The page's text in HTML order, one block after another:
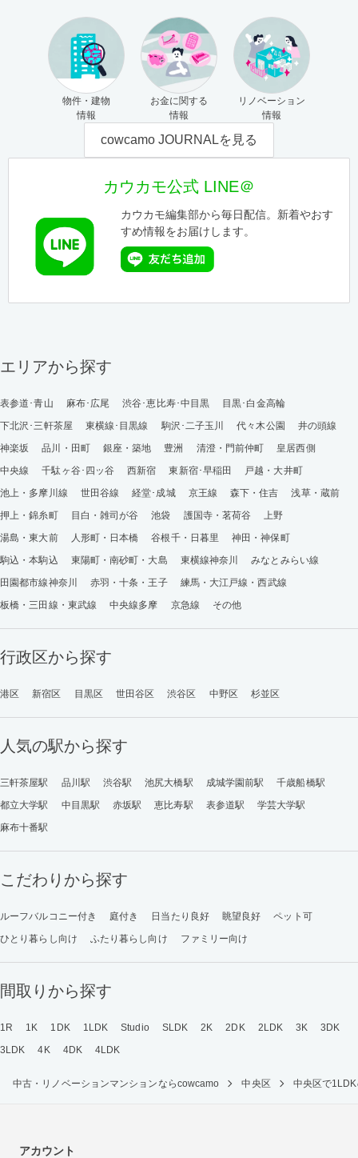
物件・建物
情報
お金に関する
情報
リノベーション
情報
cowcamo JOURNALを見る
カウカモ公式 LINE＠
カウカモ編集部から毎日配信。新着やおす
すめ情報をお届けします。
エリアから探す
表参道･青山 麻布･広尾 渋谷･恵比寿･中目黒
目黒･白金高輪
下北沢･三軒茶屋
東横線･目黒線 駒沢･二子玉川 代々木公園
井の頭線
神楽坂
品川・田町 銀座・築地 豊洲 清澄・門前仲町
皇居西側
中央線
千駄ヶ谷･四ッ谷 西新宿 東新宿･早稲田
戸越・大井町
池上・多摩川線
世田谷線 経堂･成城 京王線 森下・住吉
浅草・蔵前
押上・錦糸町
目白・雑司が谷 池袋 護国寺・茗荷谷
上野
湯島・東大前
人形町・日本橋 谷根千・日暮里
神田・神保町
駒込・本駒込
東陽町・南砂町・大島 東横線神奈川
みなとみらい線
田園都市線神奈川
赤羽・十条・王子
練馬・大江戸線・西武線
板橋・三田線・東武線
中央線多摩 京急線 その他
行政区から探す
港区 新宿区 目黒区 世田谷区 渋谷区 中野区 杉並区
人気の駅から探す
三軒茶屋駅 品川駅 渋谷駅 池尻大橋駅 成城学園前駅
千歳船橋駅
都立大学駅
中目黒駅 赤坂駅 恵比寿駅 表参道駅
学芸大学駅
麻布十番駅
こだわりから探す
ルーフバルコニー付き 庭付き 日当たり良好 眺望良好
ペット可
ひとり暮らし向け
ふたり暮らし向け ファミリー向け
間取りから探す
1R 1K 1DK 1LDK Studio SLDK 2K 2DK 2LDK 3K
3DK
3LDK
4K 4DK 4LDK
中古・リノベーションマンションならcowcamo 中央区 中央区で
アカウント